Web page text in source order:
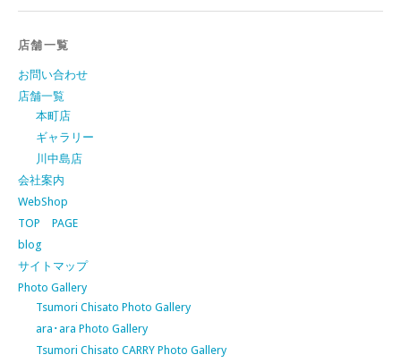
店舗一覧
お問い合わせ
店舗一覧
本町店
ギャラリー
川中島店
会社案内
WebShop
TOP PAGE
blog
サイトマップ
Photo Gallery
Tsumori Chisato Photo Gallery
ara･ara Photo Gallery
Tsumori Chisato CARRY Photo Gallery